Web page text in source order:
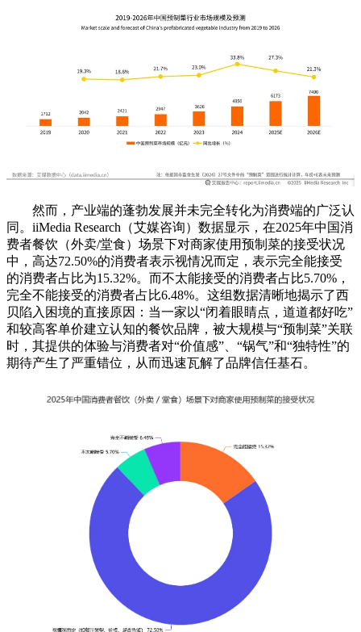
然而，产业端的蓬勃发展并未完全转化为消费端的广泛认
同。iiMedia Research（艾媒咨询）数据显示，在2025年中国消
费者餐饮（外卖/堂食）场景下对商家使用预制菜的接受状况
中，高达72.50%的消费者表示视情况而定，表示完全能接受
的消费者占比为15.32%。而不太能接受的消费者占比5.70%，
完全不能接受的消费者占比6.48%。这组数据清晰地揭示了西
贝陷入困境的直接原因：当一家以“闭着眼睛点，道道都好吃”
和较高客单价建立认知的餐饮品牌，被大规模与“预制菜”关联
时，其提供的体验与消费者对“价值感”、“锅气”和“独特性”的
期待产生了严重错位，从而迅速瓦解了品牌信任基石。